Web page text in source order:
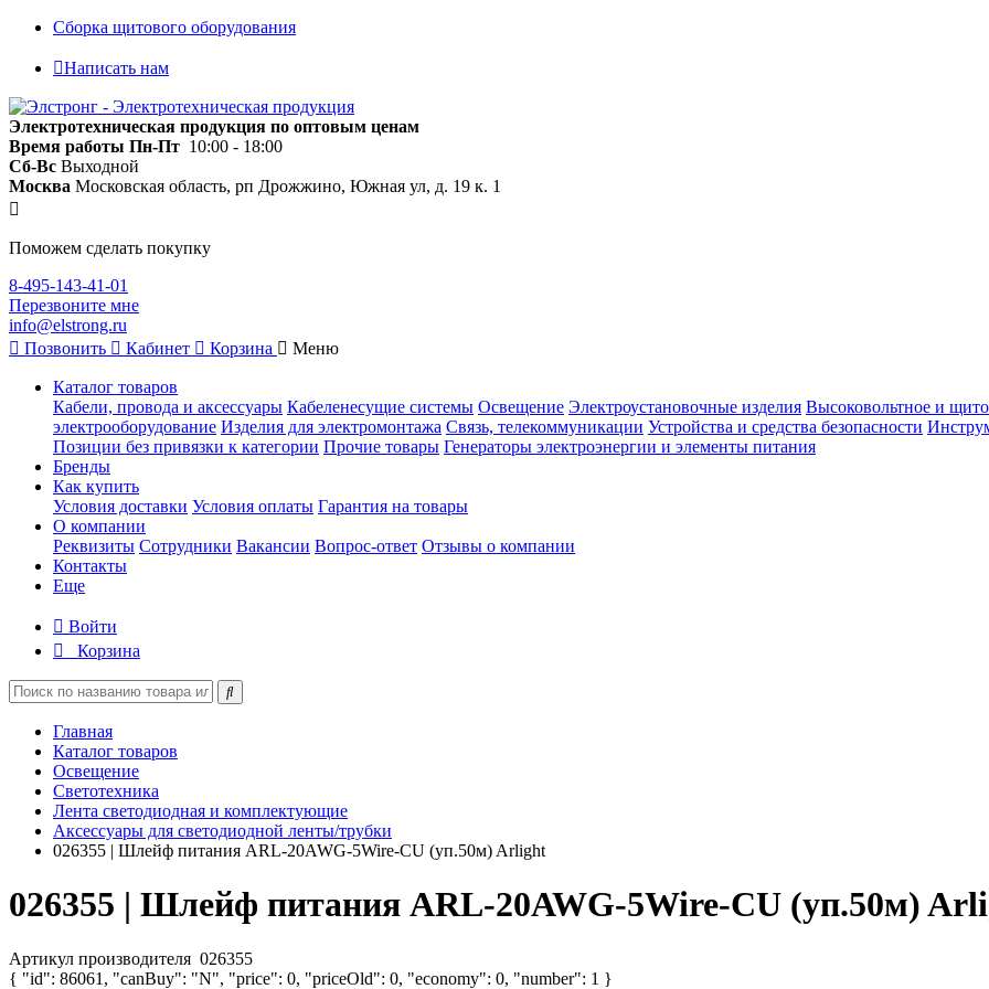
Сборка щитового оборудования
Написать нам
Электротехническая продукция по оптовым ценам
Время работы Пн-Пт 10:00 - 18:00
Сб-Вс Выходной
Москва Московская область, рп Дрожжино, Южная ул, д. 19 к. 1
Поможем сделать покупку
8-495-143-41-01
Перезвоните мне
info@elstrong.ru
Позвонить
Кабинет Корзина Меню
Каталог товаров
Кабели, провода и аксессуары Кабеленесущие системы Освещение Электроустановочные изделия Высоковольтное и
электрооборудование Изделия для электромонтажа Связь, телекоммуникации Устройства и средства безопасности
Позиции без привязки к категории Прочие товары Генераторы электроэнергии и элементы питания
Бренды
Как купить
Условия доставки Условия оплаты Гарантия на товары
О компании
Реквизиты Сотрудники Вакансии Вопрос-ответ Отзывы о компании
Контакты
Еще
Войти
Корзина
Главная
Каталог товаров
Освещение
Светотехника
Лента светодиодная и комплектующие
Аксессуары для светодиодной ленты/трубки
026355 | Шлейф питания ARL-20AWG-5Wire-CU (уп.50м) Arlight
026355 | Шлейф питания ARL-20AWG-5Wire-CU (уп.50м)
Артикул производителя 026355
{ "id": 86061, "canBuy": "N", "price": 0, "priceOld": 0, "economy": 0, "number": 1 }